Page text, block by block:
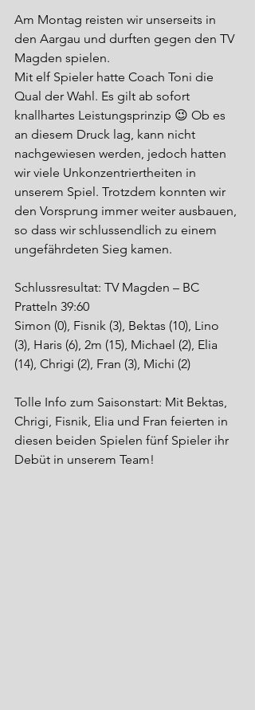
Am Montag reisten wir unserseits in
den Aargau und durften gegen den TV
Magden spielen.
Mit elf Spieler hatte Coach Toni die
Qual der Wahl. Es gilt ab sofort
knallhartes Leistungsprinzip 😉 Ob es
an diesem Druck lag, kann nicht
nachgewiesen werden, jedoch hatten
wir viele Unkonzentriertheiten in
unserem Spiel. Trotzdem konnten wir
den Vorsprung immer weiter ausbauen,
so dass wir schlussendlich zu einem
ungefährdeten Sieg kamen.
Schlussresultat: TV Magden – BC
Pratteln 39:60
Simon (0), Fisnik (3), Bektas (10), Lino
(3), Haris (6), 2m (15), Michael (2), Elia
(14), Chrigi (2), Fran (3), Michi (2)
Tolle Info zum Saisonstart: Mit Bektas,
Chrigi, Fisnik, Elia und Fran feierten in
diesen beiden Spielen fünf Spieler ihr
Debüt in unserem Team!